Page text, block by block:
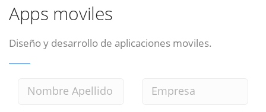
Apps moviles
Diseño y desarrollo de aplicaciones moviles.